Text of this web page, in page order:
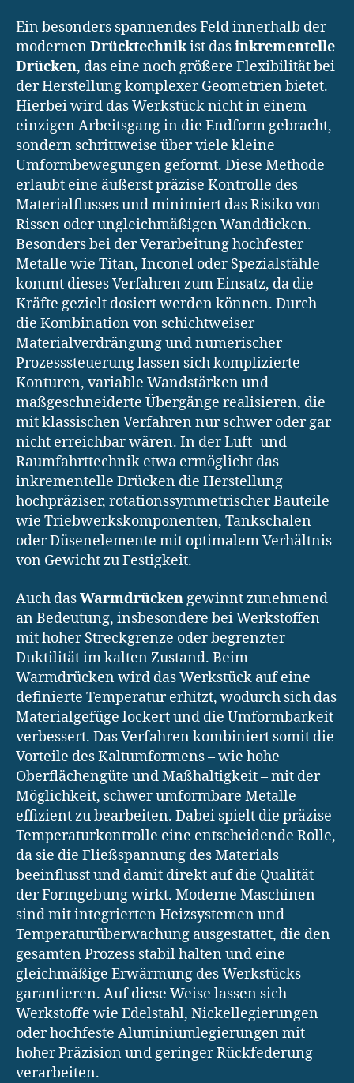
Ein besonders spannendes Feld innerhalb der
modernenDrücktechnikist dasinkrementelle
Drücken, das eine noch größere Flexibilität bei
der Herstellung komplexer Geometrien bietet.
Hierbei wird das Werkstück nicht in einem
einzigen Arbeitsgang in die Endform gebracht,
sondern schrittweise über viele kleine
Umformbewegungen geformt. Diese Methode
erlaubt eine äußerst präzise Kontrolle des
Materialflusses und minimiert das Risiko von
Rissen oder ungleichmäßigen Wanddicken.
Besonders bei der Verarbeitung hochfester
Metalle wie Titan, Inconel oder Spezialstähle
kommt dieses Verfahren zum Einsatz, da die
Kräfte gezielt dosiert werden können. Durch
die Kombination von schichtweiser
Materialverdrängung und numerischer
Prozesssteuerung lassen sich komplizierte
Konturen, variable Wandstärken und
maßgeschneiderte Übergänge realisieren, die
mit klassischen Verfahren nur schwer oder gar
nicht erreichbar wären. In der Luft- und
Raumfahrttechnik etwa ermöglicht das
inkrementelle Drücken die Herstellung
hochpräziser, rotationssymmetrischer Bauteile
wie Triebwerkskomponenten, Tankschalen
oder Düsenelemente mit optimalem Verhältnis
von Gewicht zu Festigkeit.
Auch dasWarmdrückengewinnt zunehmend
an Bedeutung, insbesondere bei Werkstoffen
mit hoher Streckgrenze oder begrenzter
Duktilität im kalten Zustand. Beim
Warmdrücken wird das Werkstück auf eine
definierte Temperatur erhitzt, wodurch sich das
Materialgefüge lockert und die Umformbarkeit
verbessert. Das Verfahren kombiniert somit die
Vorteile des Kaltumformens – wie hohe
Oberflächengüte und Maßhaltigkeit – mit der
Möglichkeit, schwer umformbare Metalle
effizient zu bearbeiten. Dabei spielt die präzise
Temperaturkontrolle eine entscheidende Rolle,
da sie die Fließspannung des Materials
beeinflusst und damit direkt auf die Qualität
der Formgebung wirkt. Moderne Maschinen
sind mit integrierten Heizsystemen und
Temperaturüberwachung ausgestattet, die den
gesamten Prozess stabil halten und eine
gleichmäßige Erwärmung des Werkstücks
garantieren. Auf diese Weise lassen sich
Werkstoffe wie Edelstahl, Nickellegierungen
oder hochfeste Aluminiumlegierungen mit
hoher Präzision und geringer Rückfederung
verarbeiten.